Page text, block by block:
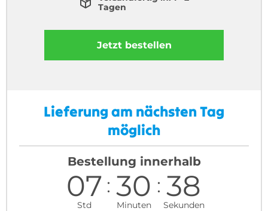
Tagen
Jetzt bestellen
Lieferung am nächsten Tag
möglich
Bestellung innerhalb
07
Std
30
Minuten
38
Sekunden